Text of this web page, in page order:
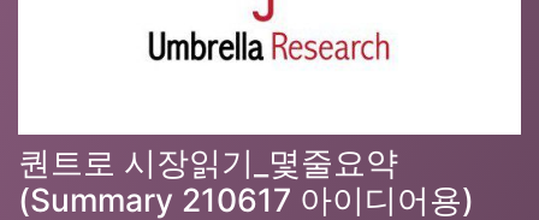
퀀트로 시장읽기_몇줄요약
(Summary 210617 아이디어용)